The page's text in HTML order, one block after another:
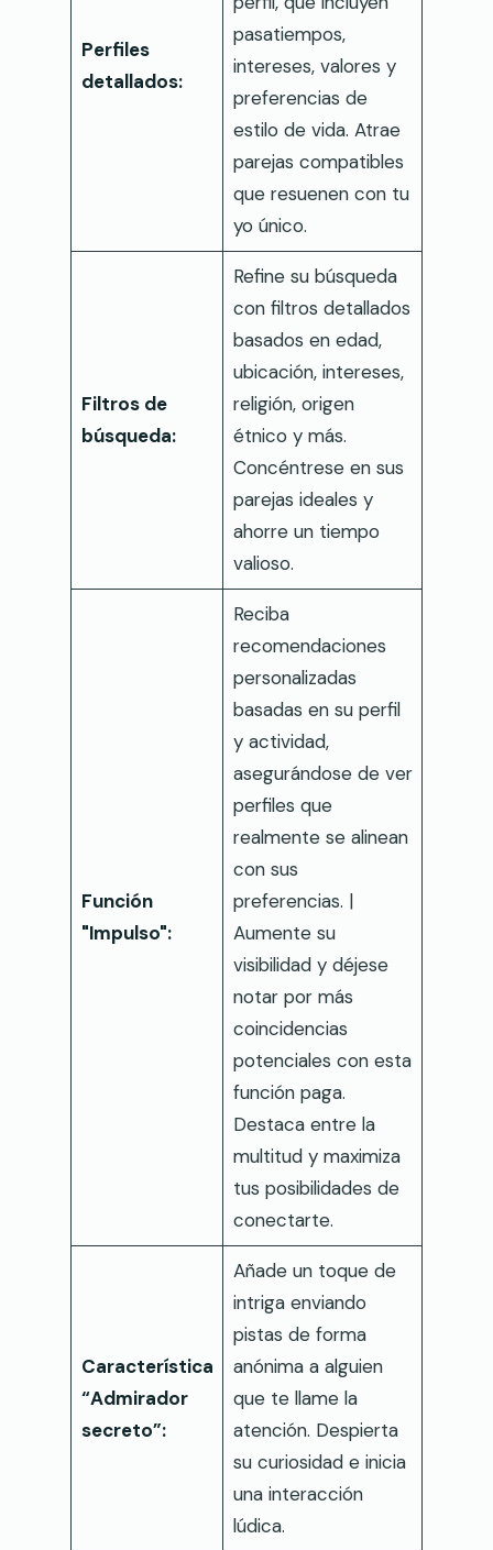
Perfiles
detallados:
pasatiempos,
intereses, valores y
preferencias de
estilo de vida. Atrae
parejas compatibles
que resuenen con tu
yo único.
Filtros de
búsqueda:
Refine su búsqueda
con filtros detallados
basados en edad,
ubicación, intereses,
religión, origen
étnico y más.
Concéntrese en sus
parejas ideales y
ahorre un tiempo
valioso.
Función
"Impulso":
Reciba
recomendaciones
personalizadas
basadas en su perfil
y actividad,
asegurándose de ver
perfiles que
realmente se alinean
con sus
preferencias. |
Aumente su
visibilidad y déjese
notar por más
coincidencias
potenciales con esta
función paga.
Destaca entre la
multitud y maximiza
tus posibilidades de
conectarte.
Característica
“Admirador
secreto”:
Añade un toque de
intriga enviando
pistas de forma
anónima a alguien
que te llame la
atención. Despierta
su curiosidad e inicia
una interacción
lúdica.